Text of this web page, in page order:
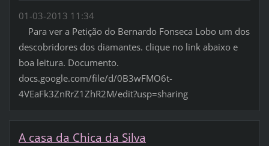
01-03-2013 11:34
Para ver a Petição do Bernardo Fonseca Lobo um dos
descobridores dos diamantes. clique no link abaixo e
boa leitura. Documento.
docs.google.com/file/d/0B3wFMO6t-
4VEaFk3ZnRrZ1ZhR2M/edit?usp=sharing
A casa da Chica da Silva